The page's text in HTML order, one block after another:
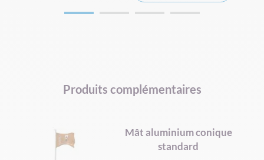
Produits complémentaires
Mât aluminium conique
standard